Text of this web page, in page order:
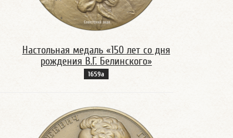
Настольная медаль «150 лет со дня
рождения В.Г. Белинского»
1659а